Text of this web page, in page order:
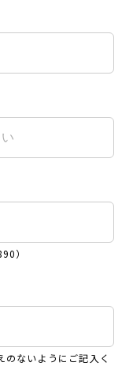
）
ないようにご記入く